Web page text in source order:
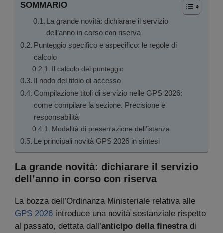
SOMMARIO
La grande novità: dichiarare il servizio
dell’anno in corso con riserva
Punteggio specifico e aspecifico: le regole di
calcolo
Il calcolo del punteggio
Il nodo del titolo di accesso
Compilazione titoli di servizio nelle GPS 2026:
come compilare la sezione. Precisione e
responsabilità
Modalità di presentazione dell’istanza
Le principali novità GPS 2026 in sintesi
La grande novità: dichiarare il servizio
dell’anno in corso con riserva
La bozza dell’Ordinanza Ministeriale relativa alle
GPS 2026 introduce una novità sostanziale rispetto
al passato, dettata dall’anticipo della finestradi